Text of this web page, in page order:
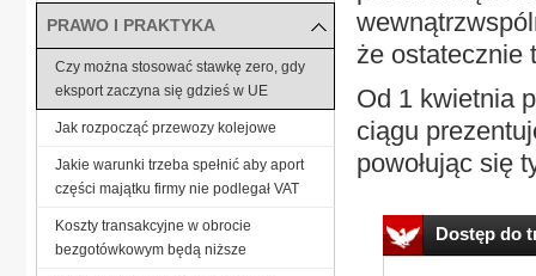
że ostatecznie
Od 1 kwietnia
ciągu
powołując się
Dostęp do
PRAWO I PRAKTYKA
Czy można stosować stawkę zero, gdy
eksport zaczyna się gdzieś w UE
Jak rozpocząć przewozy kolejowe
Jakie warunki trzeba spełnić aby aport
części majątku firmy nie podlegał VAT
Koszty transakcyjne w obrocie
bezgotówkowym będą niższe